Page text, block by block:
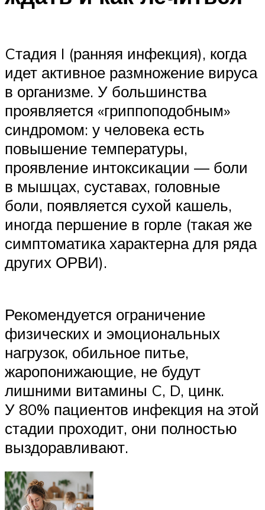
Cтадия I (ранняя инфекция), когда
идет активное размножение вируса
в организме. У большинства
проявляется «гриппоподобным»
синдромом: у человека есть
повышение температуры,
проявление интоксикации — боли
в мышцах, суставах, головные
боли, появляется сухой кашель,
иногда першение в горле (такая же
симптоматика характерна для ряда
других ОРВИ).
Рекомендуется ограничение
физических и эмоциональных
нагрузок, обильное питье,
жаропонижающие, не будут
лишними витамины C, D, цинк.
У 80% пациентов инфекция на этой
стадии проходит, они полностью
выздоравливают.